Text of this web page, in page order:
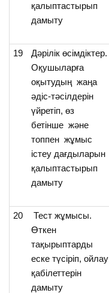
қалыптастырып
дамыту
19
Дәрілік өсімдіктер.
Оқушыларға
оқытудың жаңа
әдіс-тәсілдерін
үйретіп, өз
бетінше және
топпен жұмыс
істеу дағдыларын
қалыптастырып
дамыту
20
Тест жұмысы.
Өткен
тақырыптарды
еске түсіріп, ойлау
қабілеттерін
дамыту